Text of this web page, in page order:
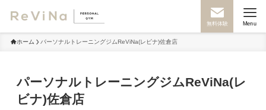
無料体験 Menu
ホーム パーソナルトレーニングジムReViNa(レビナ)佐倉店
パーソナルトレーニングジムReViNa(レ
ビナ)佐倉店